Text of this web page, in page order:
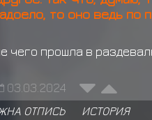
то оно ведь по
чего прошла в
03.03.2024
ОТПИСЬ ИСТОРИЯ